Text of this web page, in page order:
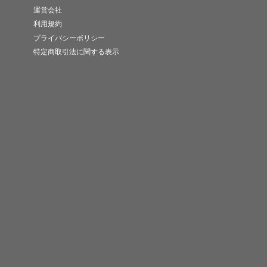
運営会社
利用規約
プライバシーポリシー
特定商取引法に関する表示